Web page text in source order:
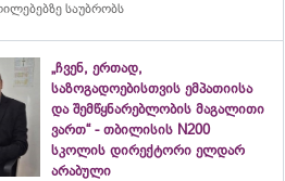
საუბრობს
„ჩვენ, ერთად,
საზოგადოებისთვის ემპათიისა
და შემწყნარებლობის მაგალითი
ვართ“ - თბილისის N200
სკოლის დირექტორი ელდარ
არაბული